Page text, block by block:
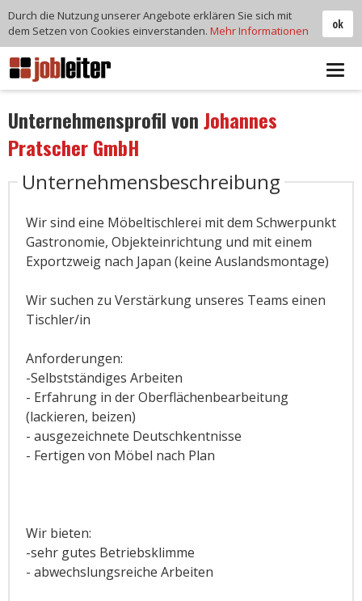
Unternehmensprofil vonJohannes
Pratscher GmbH
Unternehmensbeschreibung
Wir sind eine Möbeltischlerei mit dem Schwerpunkt
Gastronomie, Objekteinrichtung und mit einem
Exportzweig nach Japan (keine Auslandsmontage)
Wir suchen zu Verstärkung unseres Teams einen
Tischler/in
Anforderungen:
-Selbstständiges Arbeiten
- Erfahrung in der Oberflächenbearbeitung
(lackieren, beizen)
- ausgezeichnete Deutschkentnisse
- Fertigen von Möbel nach Plan
Wir bieten:
-sehr gutes Betriebsklimme
- abwechslungsreiche Arbeiten
ok
Durch die Nutzung unserer Angebote erklären Sie sich mit
dem Setzen von Cookies einverstanden. Mehr Informationen